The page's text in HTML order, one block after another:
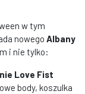
w tym
nowego Albany
i nie tylko:
Love Fist
body, koszulka